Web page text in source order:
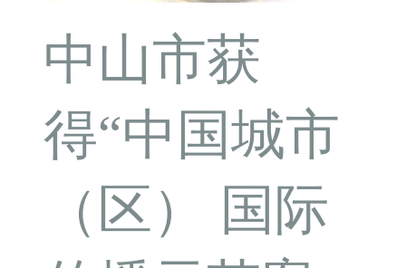
中山市获
得“中国城市
（区） 国际